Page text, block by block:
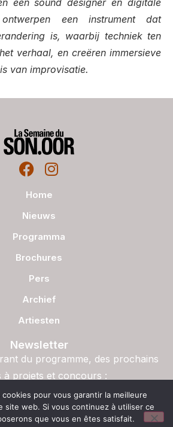
een instrument dat
is, waarbij techniek ten
verhaal, en creëren immersieve
van improvisatie.
Home
Nieuws
Programma
Brochures
Pers
Archief
Artiesten
Newsletter
du programme, des prochains
à projets et concours :
S'inscrire
pour vous garantir la meilleure
site web. Si vous continuez à utiliser ce
que vous en êtes satisfait.